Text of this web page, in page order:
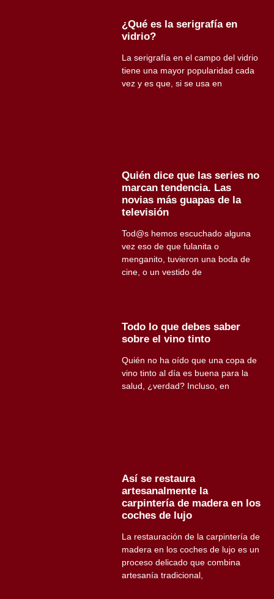
¿Qué es la serigrafía en
vidrio?
La serigrafía en el campo del vidrio
tiene una mayor popularidad cada
vez y es que, si se usa en
Quién dice que las series no
marcan tendencia. Las
novias más guapas de la
televisión
Tod@s hemos escuchado alguna
vez eso de que fulanita o
menganito, tuvieron una boda de
cine, o un vestido de
Todo lo que debes saber
sobre el vino tinto
Quién no ha oído que una copa de
vino tinto al día es buena para la
salud, ¿verdad? Incluso, en
Así se restaura
artesanalmente la
carpintería de madera en los
coches de lujo
La restauración de la carpintería de
madera en los coches de lujo es un
proceso delicado que combina
artesanía tradicional,